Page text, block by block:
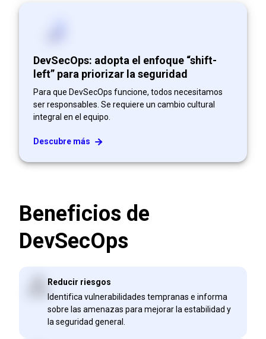
DevSecOps: adopta el enfoque “shift-
left” para priorizar la seguridad
Para que DevSecOps funcione, todos necesitamos
ser responsables. Se requiere un cambio cultural
integral en el equipo.
Descubre más
Beneficios de
DevSecOps
Reducir riesgos
Identifica vulnerabilidades tempranas e informa
sobre las amenazas para mejorar la estabilidad y
la seguridad general.